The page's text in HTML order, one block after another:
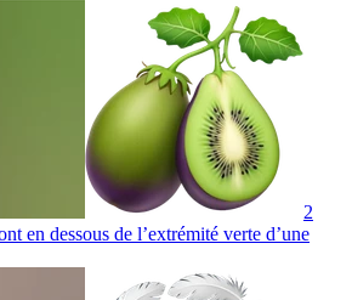
2
en dessous de l’extrémité verte d’une